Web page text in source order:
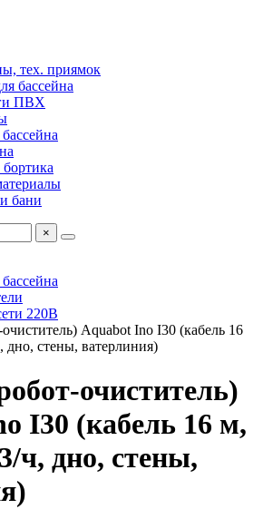
тех. приямок
бассейна
ПВХ
бани
×
220В
Aquabot Ino I30 (кабель 16
дно, стены, ватерлиния)
очиститель)
I30 (кабель 16 м,
ч, дно, стены,